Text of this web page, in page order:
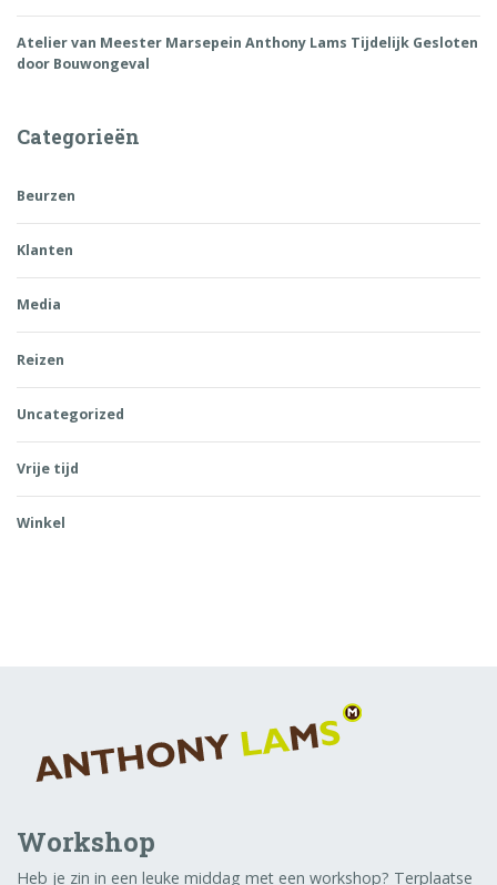
Atelier van Meester Marsepein Anthony Lams Tijdelijk Gesloten
door Bouwongeval
Categorieën
Beurzen
Klanten
Media
Reizen
Uncategorized
Vrije tijd
Winkel
Workshop
Heb je zin in een leuke middag met een workshop? Terplaatse